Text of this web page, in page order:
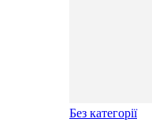
Без категорії